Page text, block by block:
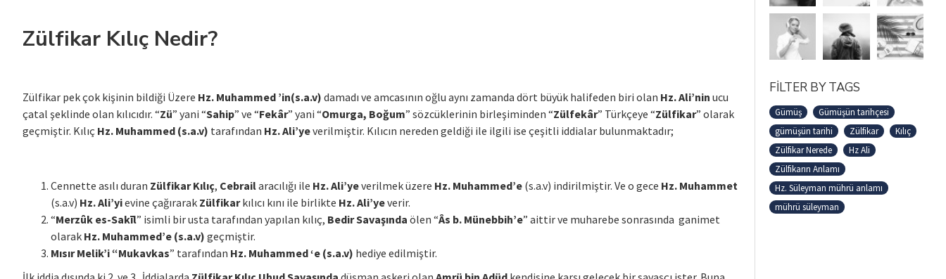
Zülfikar Kılıç Nedir?
Zülfikar pek çok kişinin bildiği Üzere Hz. Muhammed ’in(s.a.v) damadı ve amcasının oğlu aynı zamanda dört büyük halifeden biri olan Hz. Ali’nin ucu
çatal şeklinde olan kılıcıdır. “Zü” yani “Sahip” ve “Fekâr” yani “Omurga, Boğum” sözcüklerinin birleşiminden “Zülfekâr” Türkçeye “Zülfikar” olarak
geçmiştir. Kılıç Hz. Muhammed (s.a.v) tarafından Hz. Ali’yeverilmiştir. Kılıcın nereden geldiği ile ilgili ise çeşitli iddialar bulunmaktadır;
Cennette asılı duran Zülfikar Kılıç, Cebrailaracılığı ile Hz. Ali’yeverilmek üzere Hz. Muhammed’e (s.a.v) indirilmiştir. Ve o gece Hz. Muhammet
(s.a.v) Hz. Ali’yievine çağırarak Zülfikarkılıcı kını ile birlikte Hz. Ali’yeverir.
“Merzûk es-Sakīl” isimli bir usta tarafından yapılan kılıç, Bedir Savaşında ölen “Âs b. Münebbih’e” aittir ve muharebe sonrasında ganimet
olarak Hz. Muhammed’e (s.a.v) geçmiştir.
Mısır Melik’i “Mukavkas” tarafından Hz. Muhammed ‘e (s.a.v) hediye edilmiştir.
FILTER BY TAGS
Gümüş
Gümüşün tarihçesi
gümüşün tarihi
Zülfikar
Kılıç
Zülfikar Nerede
Hz Ali
Zülfikarın Anlamı
Hz. Süleyman mührü anlamı
mührü süleyman